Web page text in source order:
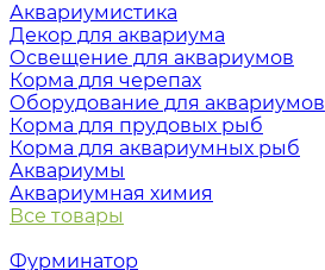
Аквариумистика
Декор для аквариума
Освещение для аквариумов
Корма для черепах
Оборудование для аквариумов
Корма для прудовых рыб
Корма для аквариумных рыб
Аквариумы
Аквариумная химия
Все товары
Фурминатор